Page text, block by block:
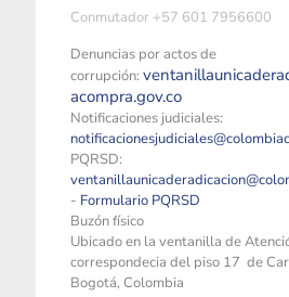
Conmutador +57 601 7956600
Denuncias por actos de
corrupción:
acompra.gov.co
Notificaciones judiciales:
PQRSD:
- Formulario PQRSD
Buzón físico
Ubicado en la ventanilla de
correspondecia del piso 17 de
Bogotá, Colombia